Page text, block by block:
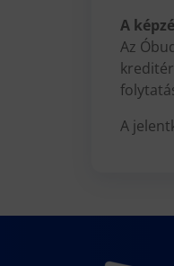
A
Az
A